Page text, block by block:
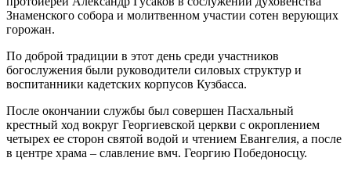
Знаменского собора и молитвенном участии сотен верующих
горожан.
По доброй традиции в этот день среди участников
богослужения были руководители силовых структур и
воспитанники кадетских корпусов Кузбасса.
После окончании службы был совершен Пасхальный
крестный ход вокруг Георгиевской церкви с окроплением
четырех ее сторон святой водой и чтением Евангелия, а после
в центре храма – славление вмч. Георгию Победоносцу.